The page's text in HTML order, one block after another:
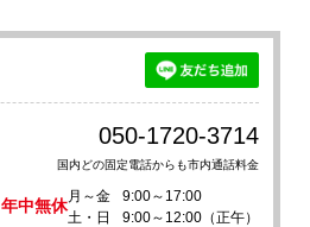
050-1720-3714
国内どの固定電話からも市内通話料金
年中無休
月～金
9:00～17:00
土・日
9:00～12:00（正午）